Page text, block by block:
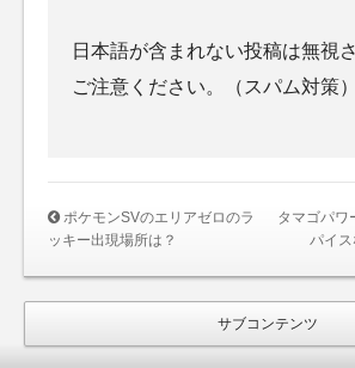
日本語が含まれない投稿は無視
ご注意ください。（スパム対策）
ポケモンSVのエリアゼロのラ
ッキー出現場所は？
タマゴパワ
パイス
サブコンテンツ